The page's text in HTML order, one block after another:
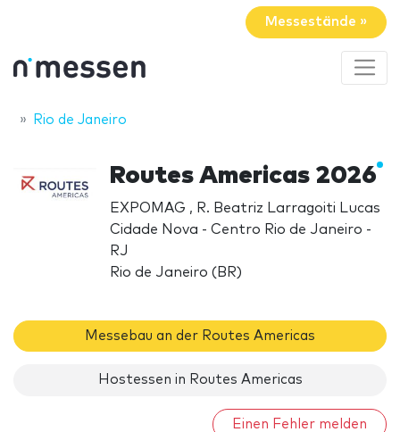
Messestände »
Rio de Janeiro
Routes Americas 2026
EXPOMAG , R. Beatriz Larragoiti Lucas
Cidade Nova - Centro Rio de Janeiro -
RJ
Rio de Janeiro (BR)
Messebau an der Routes Americas
Hostessen in Routes Americas
Einen Fehler melden